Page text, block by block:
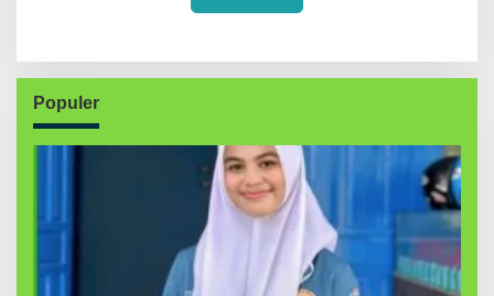
Populer